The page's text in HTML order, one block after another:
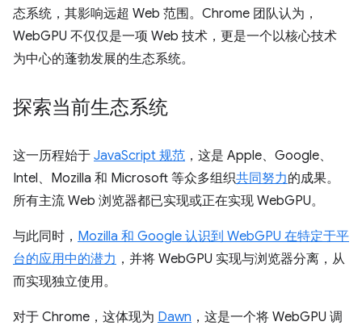
态系统，其影响远超 Web 范围。Chrome 团队认为，
WebGPU 不仅仅是一项 Web 技术，更是一个以核心技术
为中心的蓬勃发展的生态系统。
探索当前生态系统
这一历程始于 JavaScript 规范 ，这是 Apple、Google、
Intel、Mozilla 和 Microsoft 等众多组织共同努力的成果。
所有主流 Web 浏览器都已实现或正在实现 WebGPU。
与此同时， Mozilla 和 Google 认识到 WebGPU 在特定于平
台的应用中的潜力 ，并将 WebGPU 实现与浏览器分离，从
而实现独立使用。
对于 Chrome，这体现为 Dawn ，这是一个将 WebGPU 调